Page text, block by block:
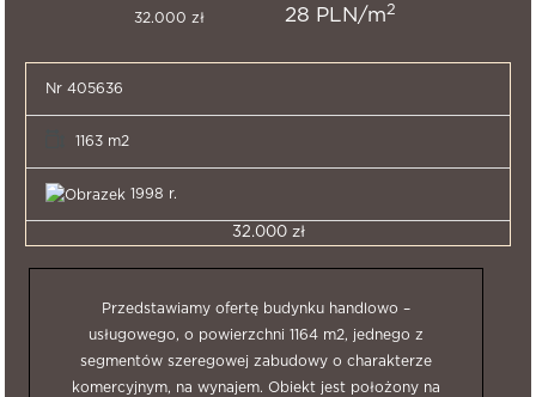
32.000 zł 28 PLN/m2
Nr 405636
1163 m2
1998 r.
32.000 zł
Przedstawiamy ofertę budynku handlowo –
usługowego, o powierzchni 1164 m2, jednego z
segmentów szeregowej zabudowy o charakterze
komercyjnym, na wynajem. Obiekt jest położony na